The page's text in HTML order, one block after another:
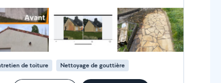
de toiture Nettoyage de gouttière